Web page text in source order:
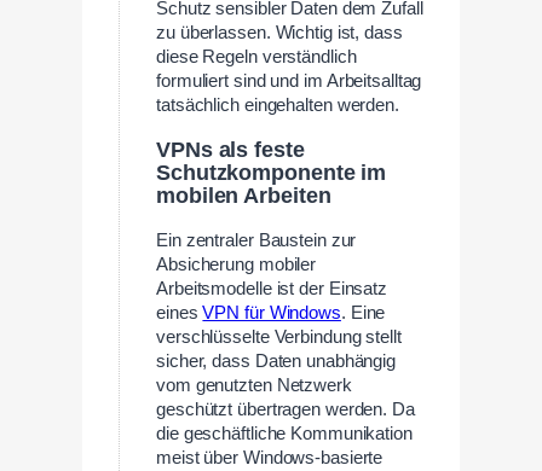
Schutz sensibler Daten dem Zufall
zu überlassen. Wichtig ist, dass
diese Regeln verständlich
formuliert sind und im Arbeitsalltag
tatsächlich eingehalten werden.
VPNs als feste
Schutzkomponente im
mobilen Arbeiten
Ein zentraler Baustein zur
Absicherung mobiler
Arbeitsmodelle ist der Einsatz
einesVPN für Windows. Eine
verschlüsselte Verbindung stellt
sicher, dass Daten unabhängig
vom genutzten Netzwerk
geschützt übertragen werden. Da
die geschäftliche Kommunikation
meist über Windows-basierte